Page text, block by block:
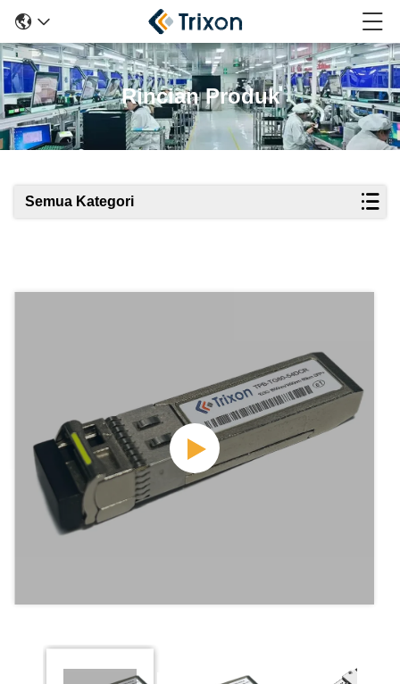
Rincian Produk
Semua Kategori